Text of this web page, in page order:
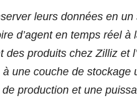
leurs données en un
d’agent en temps réel
produits chez Zilliz et
une couche de stockage
production et une